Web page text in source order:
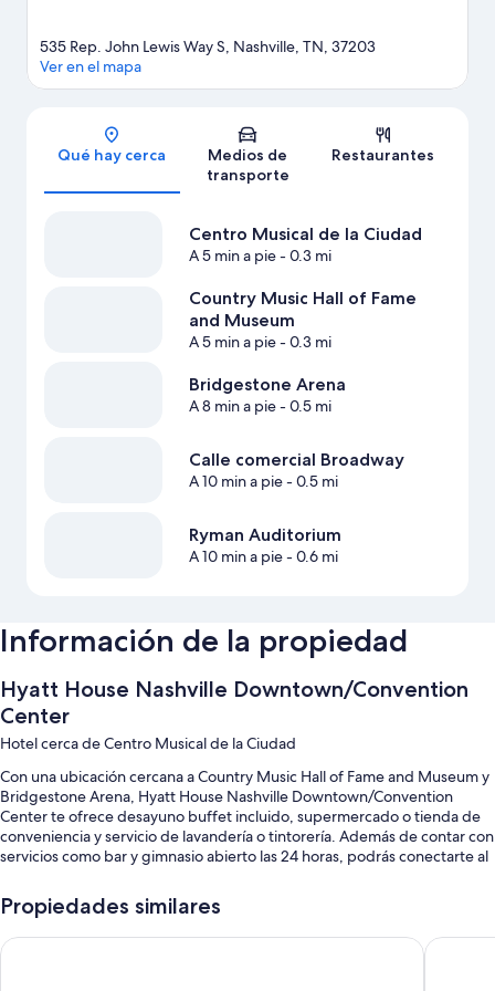
Sección del mapa
535 Rep. John Lewis Way S, Nashville, TN, 37203
Ver en el mapa
Qué hay cerca
Medios de
transporte
Restaurantes
Centro Musical de la Ciudad
A 5 min a pie- 0.3 mi
Country Music Hall of Fame
and Museum
A 5 min a pie- 0.3 mi
Bridgestone Arena
A 8 min a pie- 0.5 mi
Calle comercial Broadway
A 10 min a pie- 0.5 mi
Ryman Auditorium
A 10 min a pie- 0.6 mi
Información de la propiedad
Hyatt House Nashville Downtown/Convention
Center
Hotel cerca de Centro Musical de la Ciudad
Con una ubicación cercana a Country Music Hall of Fame and Museum y
Bridgestone Arena, Hyatt House Nashville Downtown/Convention
Center te ofrece desayuno buffet incluido, supermercado o tienda de
conveniencia y servicio de lavandería o tintorería. Además de contar con
servicios como bar y gimnasio abierto las 24 horas, podrás conectarte al
También te encantarán estos servicios:
Propiedades similares
Hyatt Place Nashville Downtown Holiday